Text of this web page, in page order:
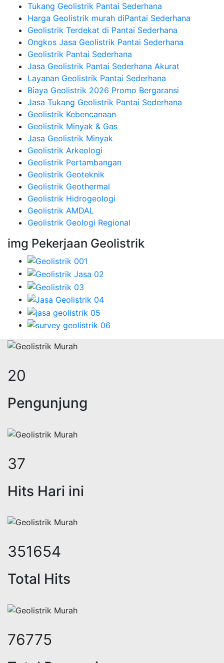
Tukang Geolistrik Pantai Sederhana
Harga Geolistrik murah diPantai Sederhana
Geolistrik Terdekat di Pantai Sederhana
Ongkos Jasa Geolistrik Pantai Sederhana
Geolistrik Pantai Sederhana
Jasa Geolistrik Pantai Sederhana Akurat
Layanan Geolistrik Pantai Sederhana
Biaya Geolistrik 2026 Promo Bergaransi
Jasa Tukang Geolistrik Pantai Sederhana
Geolistrik Kebencanaan
Geolistrik Minyak & Gas
Jasa Geolistrik Minyak
Geolistrik Arkeologi
Geolistrik Pertambangan
Geolistrik Geoteknik
Geolistrik Geothermal
Geolistrik Hidrogeologi
Geolistrik AMDAL
Geolistrik Geologi Regional
img Pekerjaan Geolistrik
26
Pengunjung
48
Hits Hari ini
449890
Total Hits
98223